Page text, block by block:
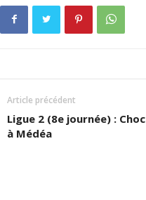
Article précédent
Ligue 2 (8e journée) : Choc
à Médéa